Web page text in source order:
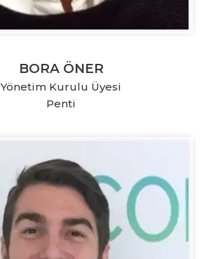
BORA ÖNER
Yönetim Kurulu Üyesi
Penti